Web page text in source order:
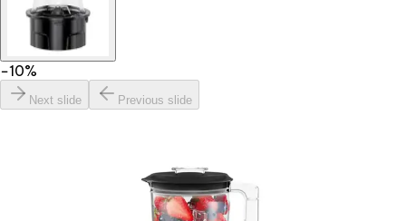
−10%
Next slide Previous slide